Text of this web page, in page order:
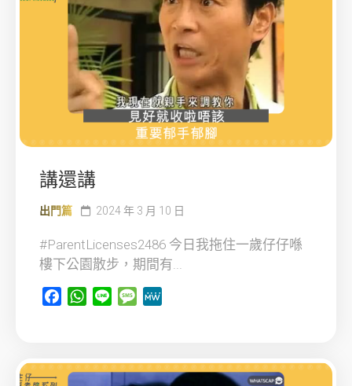
講還講
出門篇 2024 年 3 月 10 日
#ParentLicenses2486 今日我拖住一歲仔仔喺
樓下公園散步，期間有...
FacebookWhatsApp
Line Message